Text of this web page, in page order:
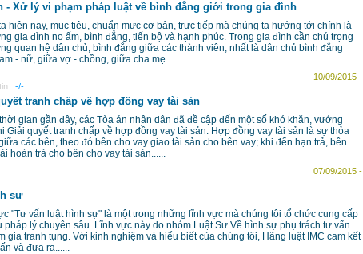
- Xử lý vi phạm pháp luật về bình đẳng giới trong gia đình
hiện nay, mục tiêu, chuẩn mực cơ bản, trực tiếp mà chúng ta hướng tới chính là
gia đình no ấm, bình đẳng, tiến bộ và hạnh phúc. Trong gia đình cần chú trọng
quan hệ dân chủ, bình đẳng giữa các thành viên, nhất là dân chủ bình đẳng
- nữ, giữa vợ - chồng, giữa cha mẹ......
10/09/2015 -
: -/-
tranh chấp về hợp đồng vay tài sản
gian gần đây, các Tòa án nhân dân đã đề cập đến một số khó khăn, vướng
Giải quyết tranh chấp về hợp đồng vay tài sản. Hợp đồng vay tài sản là sự thỏa
các bên, theo đó bên cho vay giao tài sản cho bên vay; khi đến hạn trả, bên
hoàn trả cho bên cho vay tài sản......
07/09/2015 -
sư
"Tư vấn luật hình sự" là một trong những lĩnh vực mà chúng tôi tổ chức cung cấp
pháp lý chuyên sâu. Lĩnh vực này do nhóm Luật Sư Về hình sự phụ trách tư vấn
gia tranh tụng. Với kinh nghiệm và hiểu biết của chúng tôi, Hãng luật IMC cam kết
và đưa ra......